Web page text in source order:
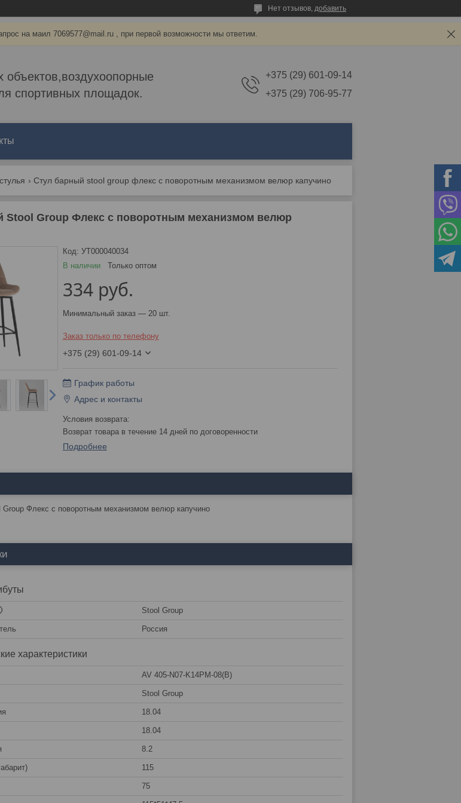
Нет отзывов, добавить
на маил 7069577@mail.ru , при первой возможности мы ответим.
спортивных площадок.
+375 (29) 601-09-14
+375 (29) 706-95-77
Стул барный stool group флекс с поворотным механизмом велюр капучино
Stool Group Флекс с поворотным механизмом велюр
В наличии Только оптом
Код: УТ000040034
334 руб.
Минимальный заказ — 20 шт.
Заказ только по телефону
+375 (29) 601-09-14
График работы
Адрес и контакты
возврат товара в течение 14 дней по договоренности
Подробнее
Флекс с поворотным механизмом велюр капучино
Stool Group
Россия
характеристики
AV 405-N07-K14PM-08(B)
Stool Group
18.04
18.04
8.2
115
75